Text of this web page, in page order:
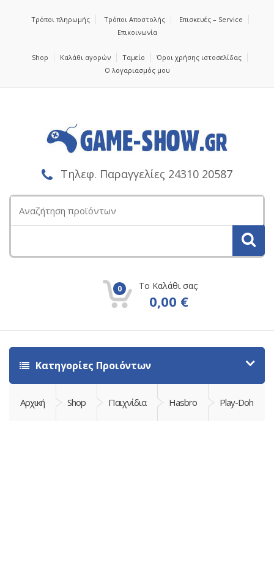
Τρόποι πληρωμής Τρόποι Αποστολής
Επισκευές – Service
Επικοινωνία
Shop Καλάθι αγορών Ταμείο
Όροι χρήσης ιστοσελίδας
Ο λογαριασμός μου
Τηλεφ. Παραγγελίες 24310 20587
για:
0 Το Καλάθι σας:
0,00 €
Κατηγορίες Προιόντων
Αρχική Shop Παιχνίδια Hasbro Play-Doh